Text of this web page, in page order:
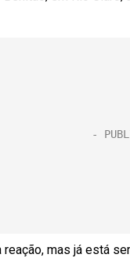
mas já está